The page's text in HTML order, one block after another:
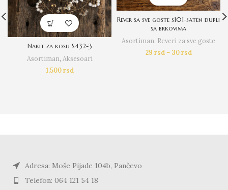
Nakit za kosu S432-3
Asortiman, Aksesoari
1.500rsd
Rever sa sve goste s101-saten dupli
sa brkovima
Asortiman, Reveri za sve goste
29 rsd – 30rsd
Adresa: Moše Pijade 104b, Pančevo
Telefon: 064 121 54 18